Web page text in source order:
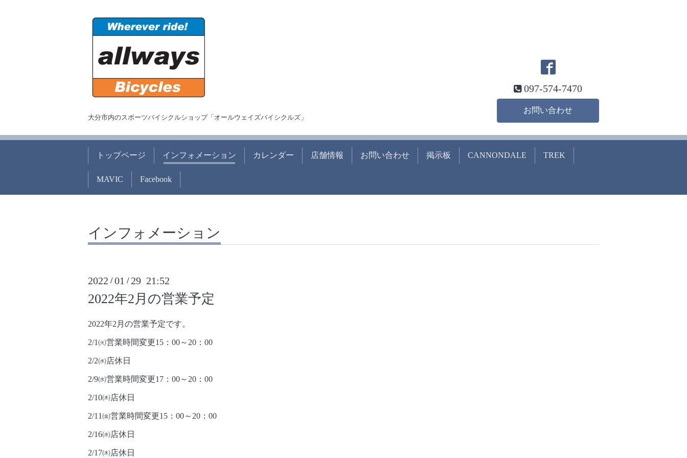
大分市内のスポーツバイシクルショップ「オールウェイズバイシクルズ」
097-574-7470
お問い合わせ
トップページ インフォメーション カレンダー 店舗情報 お問い合わせ 掲示板 CANNONDALE TREK
MAVIC Facebook
インフォメーション
2022 /01 / 29 21:52
2022年2月の営業予定
2022年2月の営業予定です。
2/1㈫営業時間変更15：00～20：00
2/2㈬店休日
2/9㈬営業時間変更17：00～20：00
2/10㈭店休日
2/11㈮営業時間変更15：00～20：00
2/16㈬店休日
2/17㈭店休日